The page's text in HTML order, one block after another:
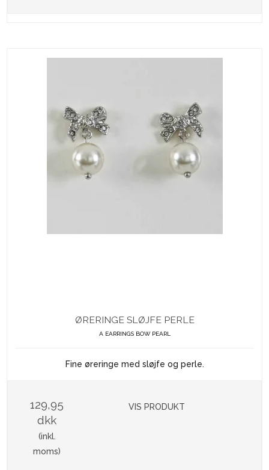
ØRERINGE SLØJFE PERLE
A EARRINGS BOW PEARL
Fine øreringe med sløjfe og perle.
129,95
dkk
(inkl.
moms)
VIS PRODUKT